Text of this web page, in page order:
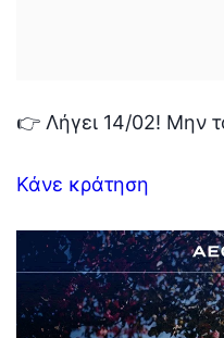
👉 Λήγει 14/02! Μην
Κάνε κράτηση